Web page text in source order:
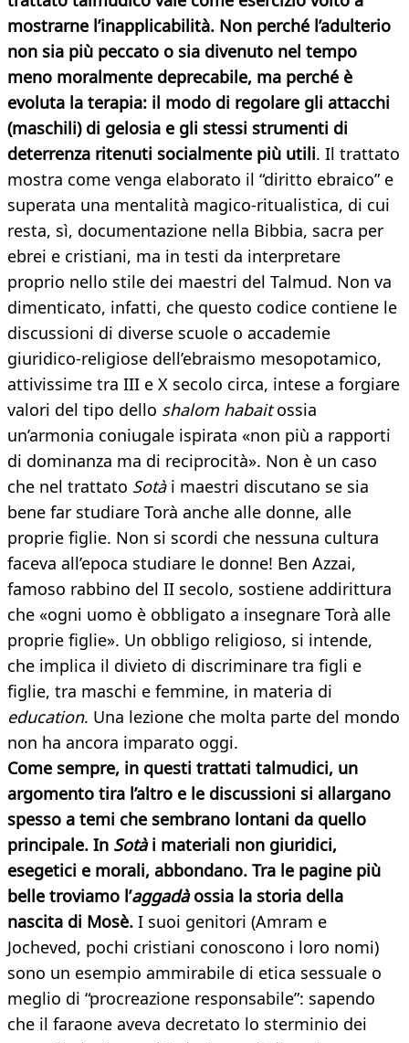
mostrarne l’inapplicabilità. Non perché l’adulterio
non sia più peccato o sia divenuto nel tempo
meno moralmente deprecabile, ma perché è
evoluta la terapia: il modo di regolare gli attacchi
(maschili) di gelosia e gli stessi strumenti di
deterrenza ritenuti socialmente più utili. Il trattato
mostra come venga elaborato il “diritto ebraico” e
superata una mentalità magico-ritualistica, di cui
resta, sì, documentazione nella Bibbia, sacra per
ebrei e cristiani, ma in testi da interpretare
proprio nello stile dei maestri del Talmud. Non va
dimenticato, infatti, che questo codice contiene le
discussioni di diverse scuole o accademie
giuridico-religiose dell’ebraismo mesopotamico,
attivissime tra III e X secolo circa, intese a forgiare
valori del tipo dello shalom habaitossia
un’armonia coniugale ispirata «non più a rapporti
di dominanza ma di reciprocità». Non è un caso
che nel trattato Sotài maestri discutano se sia
bene far studiare Torà anche alle donne, alle
proprie figlie. Non si scordi che nessuna cultura
faceva all’epoca studiare le donne! Ben Azzai,
famoso rabbino del II secolo, sostiene addirittura
che «ogni uomo è obbligato a insegnare Torà alle
proprie figlie». Un obbligo religioso, si intende,
che implica il divieto di discriminare tra figli e
figlie, tra maschi e femmine, in materia di
education. Una lezione che molta parte del mondo
non ha ancora imparato oggi.
Come sempre, in questi trattati talmudici, un
argomento tira l’altro e le discussioni si allargano
spesso a temi che sembrano lontani da quello
principale. In Sotài materiali non giuridici,
esegetici e morali, abbondano. Tra le pagine più
belle troviamo l’aggadàossia la storia della
nascita di Mosè. I suoi genitori (Amram e
Jocheved, pochi cristiani conoscono i loro nomi)
sono un esempio ammirabile di etica sessuale o
meglio di “procreazione responsabile”: sapendo
che il faraone aveva decretato lo sterminio dei